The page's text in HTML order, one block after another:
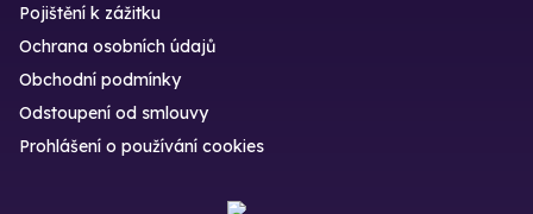
Pojištění k zážitku
Ochrana osobních údajů
Obchodní podmínky
Odstoupení od smlouvy
Prohlášení o používání cookies